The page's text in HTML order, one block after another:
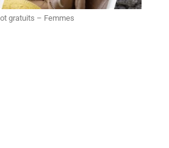
gratuits – Femmes